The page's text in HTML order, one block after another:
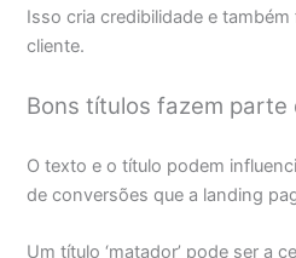
Isso cria credibilidade e
cliente.
Bons títulos fazem parte
O texto e o título podem
de conversões que a landing
Um título ‘matador’ pode ser a